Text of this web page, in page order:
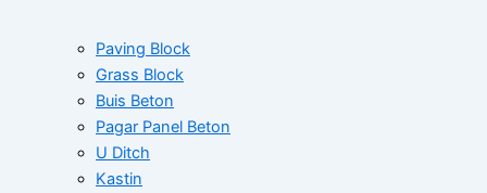
Paving Block
Grass Block
Buis Beton
Pagar Panel Beton
U Ditch
Kastin